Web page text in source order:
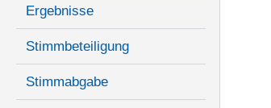
Ergebnisse
Stimmbeteiligung
Stimmabgabe